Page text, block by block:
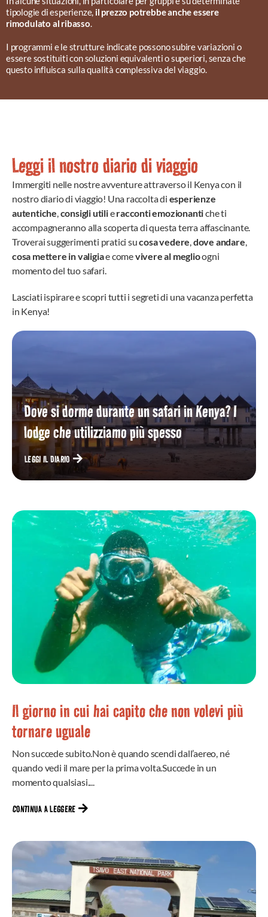
tipologie di esperienze, il prezzo potrebbe anche essere
rimodulato al ribasso.
I programmi e le strutture indicate possono subire variazioni o
essere sostituiti con soluzioni equivalenti o superiori, senza che
questo influisca sulla qualità complessiva del viaggio.
Leggi il nostro diario di viaggio
Immergiti nelle nostre avventure attraverso il Kenya con il
nostro diario di viaggio! Una raccolta di esperienze
autentiche,consigli utilieracconti emozionantiche ti
accompagneranno alla scoperta di questa terra affascinante.
Troverai suggerimenti pratici sucosa vedere,dove andare,
cosa mettere in valigiae comevivere al meglioogni
momento del tuo safari.
Lasciati ispirare e scopri tutti i segreti di una vacanza perfetta
in Kenya!
Dove si dorme durante un safari in Kenya? I
lodge che utilizziamo più spesso
LEGGI IL DIARIO
Il giorno in cui hai capito che non volevi più
tornare uguale
Non succede subito.Non è quando scendi dall’aereo, né
quando vedi il mare per la prima volta.Succede in un
momento qualsiasi....
CONTINUA A LEGGERE